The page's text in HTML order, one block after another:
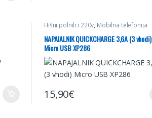
Hišni polnilci 220v, Mobilna telefonija
NAPAJALNIK QUICKCHARGE 3,6A (3 vhodi)
Micro USB XP286
15,90€